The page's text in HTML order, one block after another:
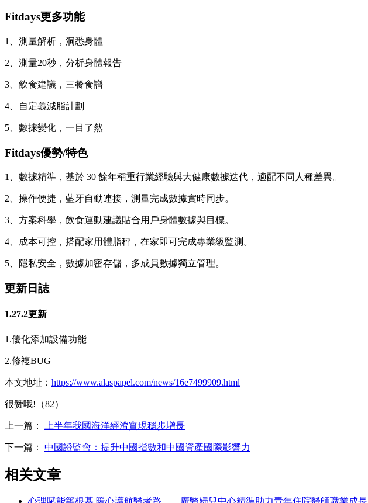
Fitdays更多功能
1、測量解析，洞悉身體
2、測量20秒，分析身體報告
3、飲食建議，三餐食譜
4、自定義減脂計劃
5、數據變化，一目了然
Fitdays優勢/特色
1、數據精準，基於 30 餘年稱重行業經驗與大健康數據迭代，適配不同人種差異。
2、操作便捷，藍牙自動連接，測量完成數據實時同步。
3、方案科學，飲食運動建議貼合用戶身體數據與目標。
4、成本可控，搭配家用體脂秤，在家即可完成專業級監測。
5、隱私安全，數據加密存儲，多成員數據獨立管理。
更新日誌
1.27.2更新
1.優化添加設備功能
2.修複BUG
本文地址： https://www.alaspapel.com/news/16e7499909.html
很赞哦!（82）
上一篇： 上半年我國海洋經濟實現穩步增長
下一篇： 中國證監會：提升中國指數和中國資產國際影響力
相关文章